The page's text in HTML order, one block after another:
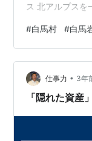
ス 北アルプスを
の秋、白馬岩岳
る特等席で、ゆ
皆さま、ご存じ
ハイジになった
スウィング（に
#白馬村 #白馬
仕事力 • 3年
「隠れた資産